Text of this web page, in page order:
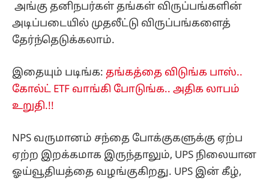
அங்கு தனிநபர்கள் தங்கள் விருப்பங்களின்
அடிப்படையில் முதலீட்டு விருப்பங்களைத்
தேர்ந்தெடுக்கலாம்.
இதையும் படிங்க: தங்கத்தை விடுங்க பாஸ்..
கோல்ட் ETF வாங்கி போடுங்க.. அதிக லாபம்
உறுதி.!!
NPS வருமானம் சந்தை போக்குகளுக்கு ஏற்ப
ஏற்ற இறக்கமாக இருந்தாலும், UPS நிலையான
ஓய்வூதியத்தை வழங்குகிறது. UPS இன் கீழ்,